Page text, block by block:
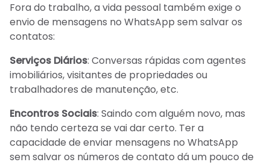
Fora do trabalho, a vida pessoal também exige o
envio de mensagens no WhatsApp sem salvar os
contatos:
Serviços Diários: Conversas rápidas com agentes
imobiliários, visitantes de propriedades ou
trabalhadores de manutenção, etc.
Encontros Sociais: Saindo com alguém novo, mas
não tendo certeza se vai dar certo. Ter a
capacidade de enviar mensagens no WhatsApp
sem salvar os números de contato dá um pouco de